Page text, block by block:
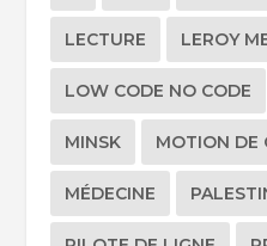
LECTURE LEROY
LOW CODE NO CODE
MINSK MOTION DE
MÉDECINE